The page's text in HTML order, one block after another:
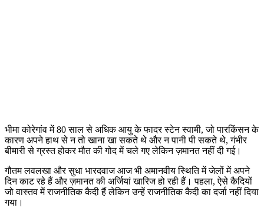
भीमा कोरेगांव में 80 साल से अधिक आयु के फादर स्टेन स्वामी, जो पारकिंसन के
कारण अपने हाथ से न तो खाना खा सकते थे और न पानी पी सकते थे, गंभीर
बीमारी से ग्रस्त होकर मौत की गोद में चले गए लेकिन ज़मानत नहीं दी गई।
गौतम लवलखा और सुधा भारदवाज आज भी अमानवीय स्थिति में जेलों में अपने
दिन काट रहे हैं और ज़मानत की अर्जियां खारिज हो रही हैं। पहला, ऐसे कैदियों
जो वास्तव में राजनीतिक कैदी हैं लेकिन उन्हें राजनीतिक कैदी का दर्जा नहीं दिया
गया।